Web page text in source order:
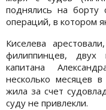
поднялись на борту
операций, в котором
Киселева
филиппинцев,
капитана
несколько месяцев
жила за счет
суду не привлекли.